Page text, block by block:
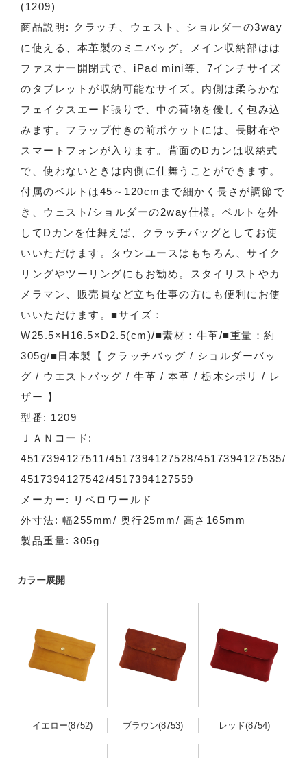
(1209)
商品説明: クラッチ、ウェスト、ショルダーの3way
に使える、本革製のミニバッグ。メイン収納部はは
ファスナー開閉式で、iPad mini等、7インチサイズ
のタブレットが収納可能なサイズ。内側は柔らかな
フェイクスエード張りで、中の荷物を優しく包み込
みます。フラップ付きの前ポケットには、長財布や
スマートフォンが入ります。背面のDカンは収納式
で、使わないときは内側に仕舞うことができます。
付属のベルトは45～120cmまで細かく長さが調節で
き、ウェスト/ショルダーの2way仕様。ベルトを外
してDカンを仕舞えば、クラッチバッグとしてお使
いいただけます。タウンユースはもちろん、サイク
リングやツーリングにもお勧め。スタイリストやカ
メラマン、販売員など立ち仕事の方にも便利にお使
いいただけます。■サイズ：
W25.5×H16.5×D2.5(cm)/■素材：牛革/■重量：約
305g/■日本製【 クラッチバッグ / ショルダーバッ
グ / ウエストバッグ / 牛革 / 本革 / 栃木シボリ / レ
ザー 】
型番: 1209
ＪＡＮコード:
4517394127511/4517394127528/4517394127535/
4517394127542/4517394127559
メーカー: リベロワールド
外寸法: 幅255mm/ 奥行25mm/ 高さ165mm
製品重量: 305g
カラー展開
イエロー(8752) ブラウン(8753) レッド(8754)